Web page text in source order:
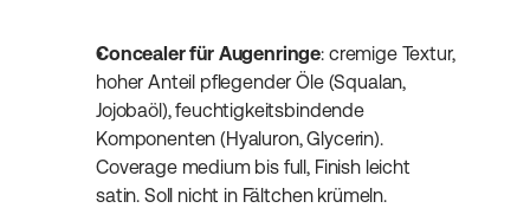
Concealer für Augenringe: cremige Textur,
hoher Anteil pflegender Öle (Squalan,
Jojobaöl), feuchtigkeitsbindende
Komponenten (Hyaluron, Glycerin).
Coverage medium bis full, Finish leicht
satin. Soll nicht in Fältchen krümeln.